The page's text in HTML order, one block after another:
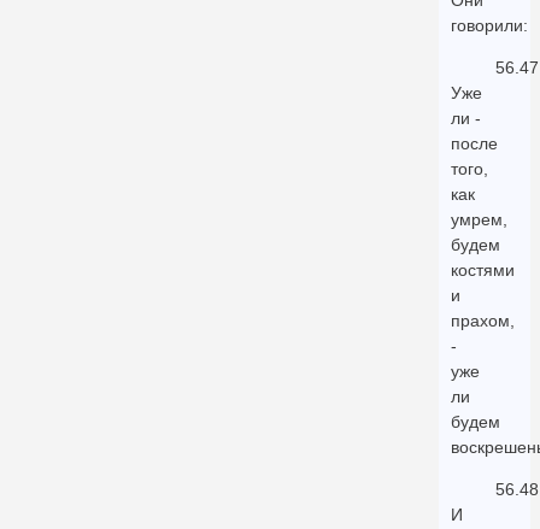
говорили:
56.47
Уже
ли -
после
того,
как
умрем,
будем
костями
и
прахом,
-
уже
ли
будем
56.48
И